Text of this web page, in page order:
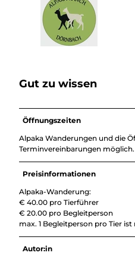
Gut zu wissen
Öffnungszeiten
Alpaka Wanderungen und die
Terminvereinbarungen möglich.
Preisinformationen
Alpaka-Wanderung:
€ 40.00 pro Tierführer
€ 20.00 pro Begleitperson
max. 1 Begleitperson pro Tier
Autor:in